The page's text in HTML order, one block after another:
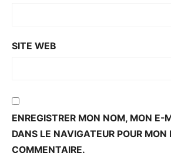
SITE WEB
ENREGISTRER MON NOM, MON E-
DANS LE NAVIGATEUR POUR MON
COMMENTAIRE.